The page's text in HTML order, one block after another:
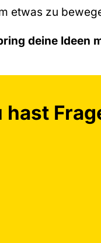
etwas zu
deine Ideen
hast